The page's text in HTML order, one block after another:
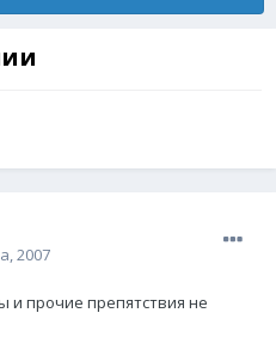
2007
и прочие препятствия не